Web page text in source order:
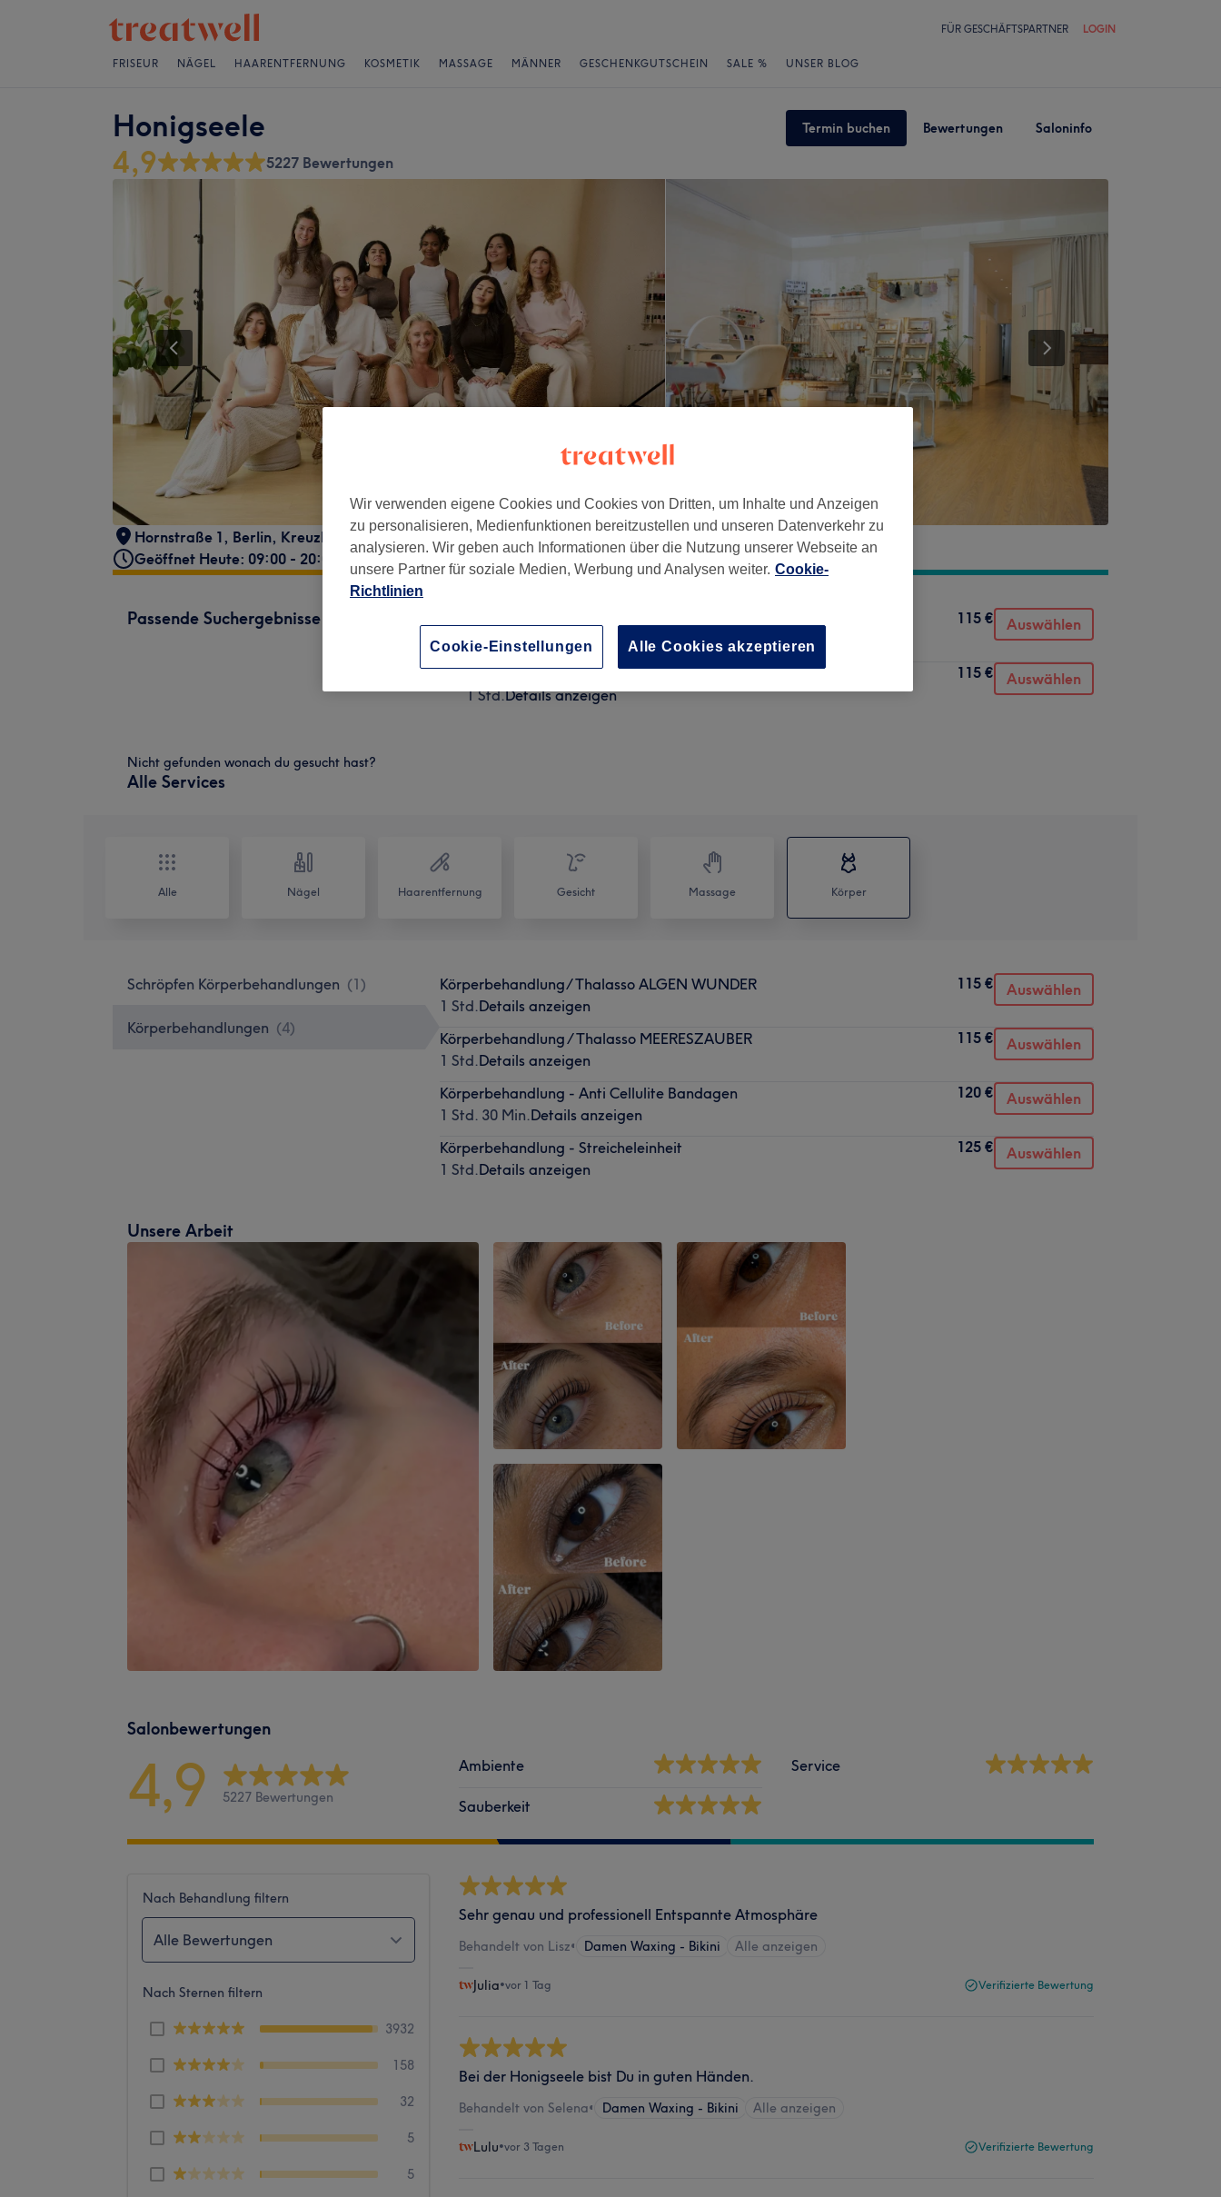
FÜR GESCHÄFTSPARTNER LOGIN
FRISEUR NÄGEL HAARENTFERNUNG KOSMETIK MASSAGE MÄNNER GESCHENKGUTSCHEIN SALE % UNSER BLOG
Honigseele Termin buchen Bewertungen Saloninfo
4,9 5227 Bewertungen
Hornstraße 1 , Berlin, Kreuzberg, 10963
Geöffnet Heute: 09:00 - 20:00
Passende Suchergebnisse
1 Std.Details anzeigen
115 € Auswählen
Körperbehandlung/ Thalasso ALGEN WUNDER
1 Std.Details anzeigen
115 € Auswählen
Nicht gefunden wonach du gesucht hast?
Alle Services
Alle Nägel Haarentfernung Gesicht Massage Körper
Schröpfen Körperbehandlungen (1)
Körperbehandlungen (4)
Körperbehandlung/ Thalasso ALGEN WUNDER
1 Std.Details anzeigen
115 € Auswählen
Körperbehandlung / Thalasso MEERESZAUBER
1 Std.Details anzeigen
115 € Auswählen
Körperbehandlung - Anti Cellulite Bandagen
1 Std. 30 Min.Details anzeigen
120 € Auswählen
Körperbehandlung - Streicheleinheit
1 Std.Details anzeigen
125 € Auswählen
Unsere Arbeit
Salonbewertungen
4,9 5227 Bewertungen
Ambiente
Sauberkeit
Service
Nach Behandlung filtern
Alle Bewertungen
Nach Sternen filtern
3932
158
32
5
5
Sehr genau und professionell Entspannte Atmosphäre
Behandelt von Lisz• Damen Waxing - Bikini Alle anzeigen
Julia•vor 1 Tag Verifizierte Bewertung
Bei der Honigseele bist Du in guten Händen.
Behandelt von Selena• Damen Waxing - Bikini Alle anzeigen
Lulu•vor 3 Tagen Verifizierte Bewertung
Wir verwenden eigene Cookies und Cookies von Dritten, um Inhalte und Anzeigen
zu personalisieren, Medienfunktionen bereitzustellen und unseren Datenverkehr zu
analysieren. Wir geben auch Informationen über die Nutzung unserer Webseite an
unsere Partner für soziale Medien, Werbung und Analysen weiter. Cookie-
Richtlinien
Cookie-Einstellungen Alle Cookies akzeptieren